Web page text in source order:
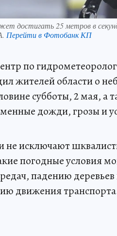
достигать 25 метров в
Перейти в Фотобанк КП
по
жителей области о
субботы, 2 мая, а
дожди, грозы и
не исключают
погодные условия
падению
движения